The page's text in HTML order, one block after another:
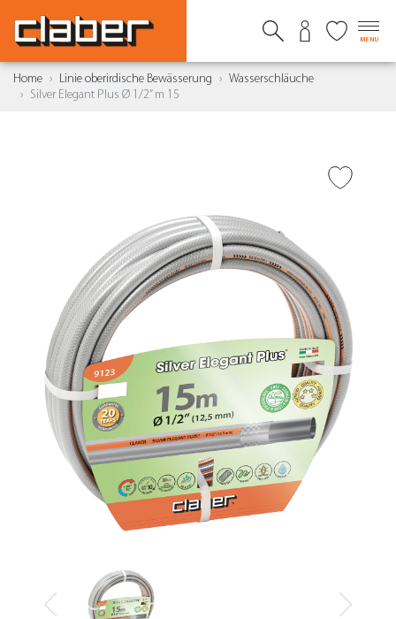
MENU
Home Linie oberirdische Bewässerung
Wasserschläuche
Silver Elegant Plus Ø 1/2” m 15